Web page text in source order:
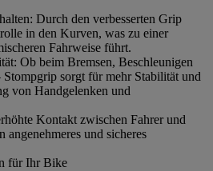
Durch den verbesserten Grip
in den Kurven, was zu einer
Fahrweise führt.
Ob beim Bremsen, Beschleunigen
sorgt für mehr Stabilität und
von Handgelenken und
Kontakt zwischen Fahrer und
angenehmeres und sicheres
für Ihr Bike